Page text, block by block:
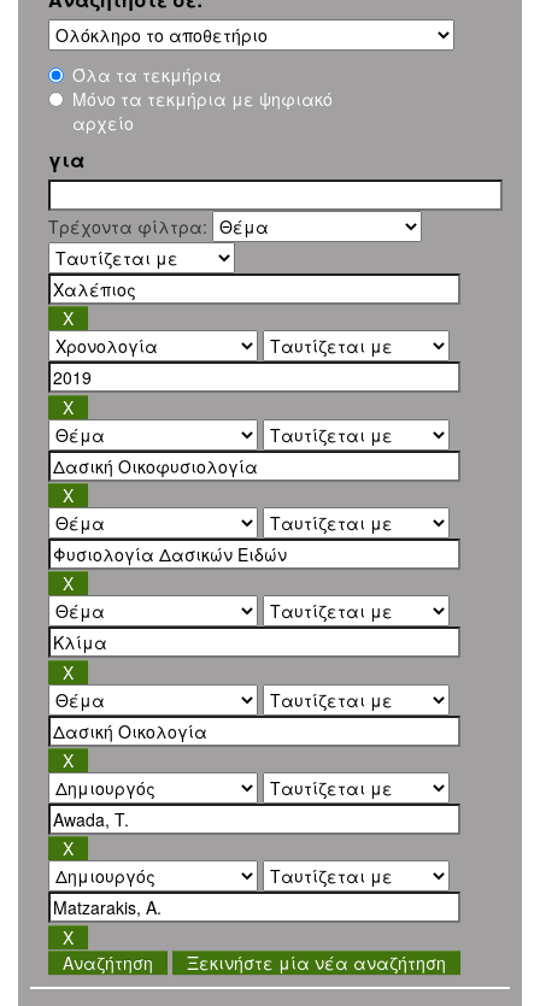
Όλα τα τεκμήρια
Μόνο τα τεκμήρια με ψηφιακό
αρχείο
για
Τρέχοντα φίλτρα:
Ξεκινήστε μία νέα αναζήτηση